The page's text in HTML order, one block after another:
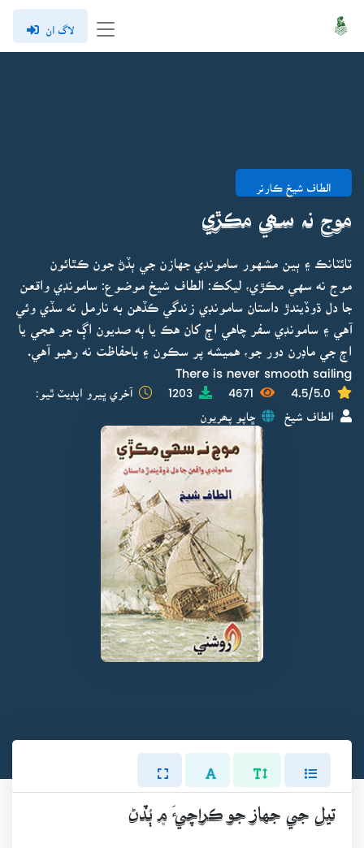
لاگ ان
الطاف شيخ ڪارنر
موج نہ سھي مڪڙي
ٽائٽانڪ ۽ ٻين مشهور سامونڊي جهازن جي ٻڏڻ جون ڪٿائون
موج نه سهي مڪڙي، ليکڪ: الطاف شيخ موضوع: سامونڊي واقعن
جا دل ڌوڏيندڙ داستان سامونڊي زندگي ڪڏهن به نارمل نه سڏي وئي
آهي ۽ سامونڊي سفر چاهي اڄ کان هڪ يا ٻه صديون اڳ جو هجي يا
اڄ جي ماڊرن دور جو، هميشه پر سڪون ۽ باحفاظت نه رهيو آهي.
There is never smooth sailing
4.5/5.0
4671
1203 آخري ڀيرو اپڊيٽ ٿيو:
الطاف شيخ ڇاپو پھريون
تيل جي جهاز جو ڪراچيءَ ۾ ٻُڏڻ